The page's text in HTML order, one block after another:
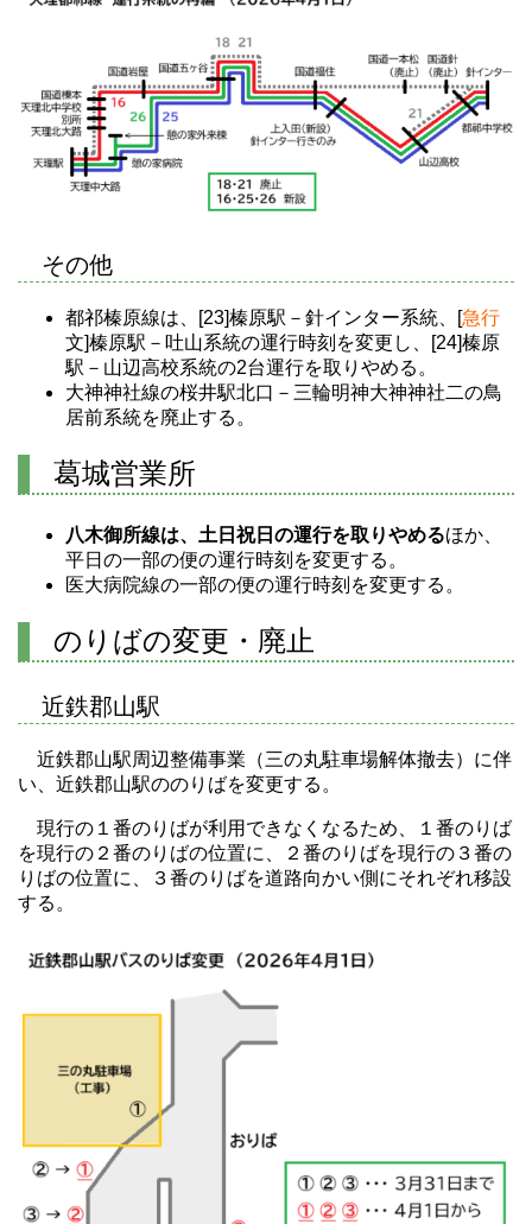
その他
都祁榛原線は、[23]榛原駅－針インター系統、[急行
文]榛原駅－吐山系統の運行時刻を変更し、[24]榛原
駅－山辺高校系統の2台運行を取りやめる。
大神神社線の桜井駅北口－三輪明神大神神社二の鳥
居前系統を廃止する。
葛城営業所
八木御所線は、土日祝日の運行を取りやめるほか、
平日の一部の便の運行時刻を変更する。
医大病院線の一部の便の運行時刻を変更する。
のりばの変更・廃止
近鉄郡山駅
近鉄郡山駅周辺整備事業（三の丸駐車場解体撤去）に伴
い、近鉄郡山駅ののりばを変更する。
現行の１番のりばが利用できなくなるため、１番のりば
を現行の２番のりばの位置に、２番のりばを現行の３番の
りばの位置に、３番のりばを道路向かい側にそれぞれ移設
する。